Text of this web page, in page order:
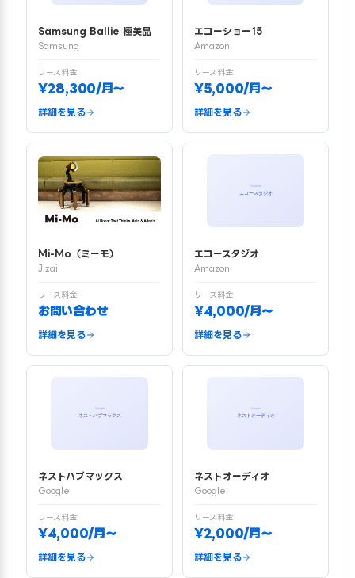
Samsung Ballie 極美品
Samsung
リース料金
¥28,300/月〜
詳細を見る
エコーショー15
Amazon
リース料金
¥5,000/月〜
詳細を見る
Mi-Mo（ミーモ）
Jizai
リース料金
お問い合わせ
詳細を見る
エコースタジオ
Amazon
リース料金
¥4,000/月〜
詳細を見る
ネストハブマックス
Google
リース料金
¥4,000/月〜
詳細を見る
ネストオーディオ
Google
リース料金
¥2,000/月〜
詳細を見る